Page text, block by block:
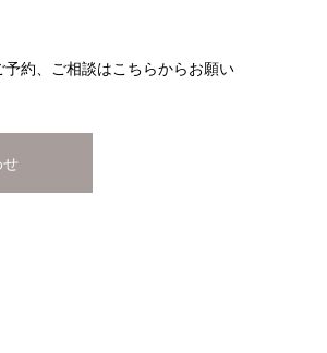
約、ご相談はこちらからお願い